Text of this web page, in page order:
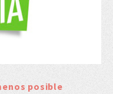
posible